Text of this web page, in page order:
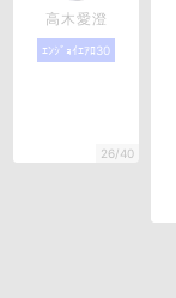
高木愛澄
ｴﾝｼﾞｮｲｴｱﾛ30
26/40